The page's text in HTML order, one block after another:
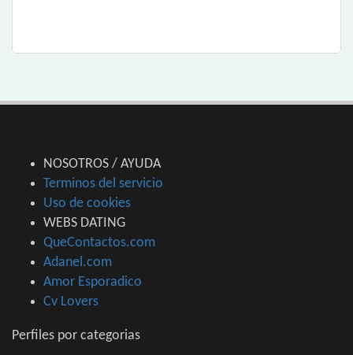
NOSOTROS / AYUDA
Terminos del servicio
Uso de cookies
WEBS DATING
QueContactos.com
Adanel.com
Amor Esporadico
Cv Lovers
Perfiles por categorias